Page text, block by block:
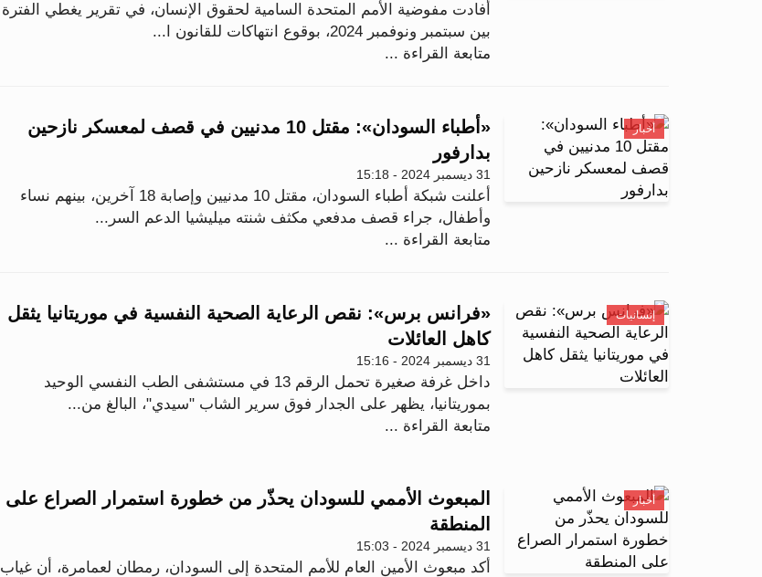
أفادت مفوضية الأمم المتحدة السامية لحقوق الإنسان، في تقرير يغطي الفترة
بين سبتمبر ونوفمبر 2024، بوقوع انتهاكات للقانون ا...
متابعة القراءة ...
أخبار
«أطباء السودان»: مقتل 10 مدنيين في قصف لمعسكر نازحين
بدارفور
31 ديسمبر 2024 - 15:18
أعلنت شبكة أطباء السودان، مقتل 10 مدنيين وإصابة 18 آخرين، بينهم نساء
وأطفال، جراء قصف مدفعي مكثف شنته ميليشيا الدعم السر...
متابعة القراءة ...
إنسانيات
«فرانس برس»: نقص الرعاية الصحية النفسية في موريتانيا يثقل
كاهل العائلات
31 ديسمبر 2024 - 15:16
داخل غرفة صغيرة تحمل الرقم 13 في مستشفى الطب النفسي الوحيد
بموريتانيا، يظهر على الجدار فوق سرير الشاب "سيدي"، البالغ من...
متابعة القراءة ...
أخبار
المبعوث الأممي للسودان يحذّر من خطورة استمرار الصراع على
المنطقة
31 ديسمبر 2024 - 15:03
أكد مبعوث الأمين العام للأمم المتحدة إلى السودان، رمطان لعمامرة، أن غياب